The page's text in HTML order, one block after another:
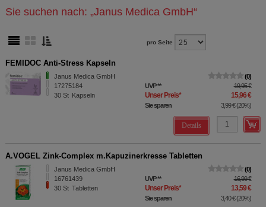
Sie suchen nach: „Janus Medica GmbH“
pro Seite
FEMIDOC Anti-Stress Kapseln
Janus Medica GmbH
17275184
30 St Kapseln
0
UVP** 19,95 €
Unser Preis* 15,96 €
Sie sparen 3,99 €(20%)
Details
A.VOGEL Zink-Complex m.Kapuzinerkresse Tabletten
Janus Medica GmbH
16761439
30 St Tabletten
0
UVP** 16,99 €
Unser Preis* 13,59 €
Sie sparen 3,40 €(20%)